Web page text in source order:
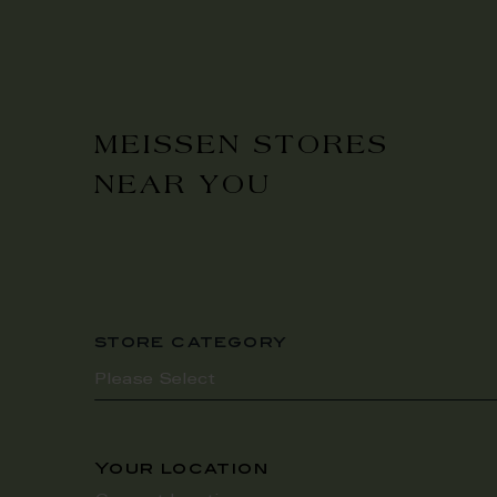
MEISSEN STORES
NEAR YOU
store category
Your location